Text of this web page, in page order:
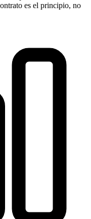
es el principio, no